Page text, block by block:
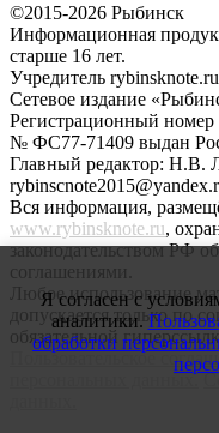
©2015-2026 Рыбинск
Информационная
старше 16 лет.
Учредитель
Сетевое издание
Регистрационный
№ ФС77-71409 выдан
Главный редактор: Н.В.
Вся информация,
www.rybinsknote.ru,
законодательством РФ
соглашениями.
Любое использование
допускается только по
обязательной
Пользовательское
персональных данных.
Я согласен с
аналитики.
обработки